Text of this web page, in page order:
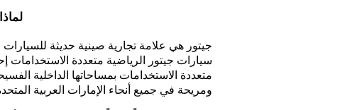
جيتور هي علامة تجارية صينية حديثة للسيارات
سيارات جيتور الرياضية متعددة
متعددة الاستخدامات بمساحاتها الداخلية
ومريحة في جميع أنحاء الإمارات العربية